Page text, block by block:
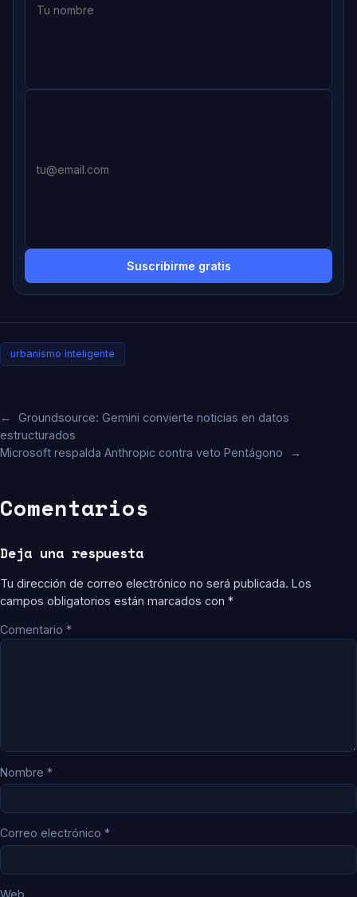
Suscribirme gratis
urbanismo inteligente
←
Groundsource: Gemini convierte noticias en datos
estructurados
Microsoft respalda Anthropic contra veto Pentágono
→
Comentarios
Deja una respuesta
Tu dirección de correo electrónico no será publicada. Los
campos obligatorios están marcados con *
Comentario *
Nombre *
Correo electrónico *